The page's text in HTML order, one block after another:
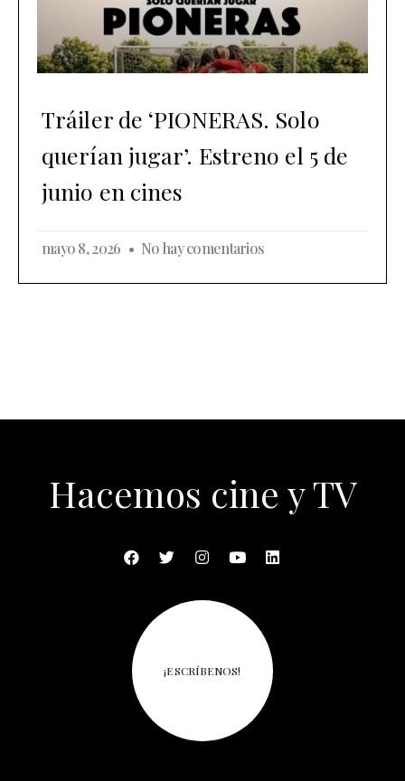
Tráiler de ‘PIONERAS. Solo
querían jugar’. Estreno el 5 de
junio en cines
mayo 8, 2026 No hay comentarios
Hacemos cine y TV
¡ESCRÍBENOS!